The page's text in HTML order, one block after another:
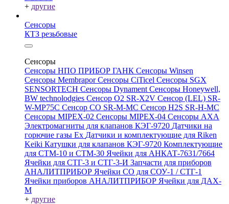
+ другие
Сенсоры
КТЗ резьбовые
Сенсоры
Сенсоры НПО ПРИБОР ГАНК Сенсоры Winsen
Сенсоры MembraporСенсоры CiTicel Сенсоры SGX
SENSORTECH Сенсоры Dynament Сенсоры Honeywell,
BW technolodgies Сенсор O2 SR-X2V Сенсор (LEL) SR-
W-MP75C Сенсор CO SR-M-MC Сенсор H2S SR-H-MC
Сенсоры MIPEX-02 Сенсоры MIPEX-04 Сенсоры АХА
Электромагниты для клапанов КЭГ-9720 Датчики на
горючие газы Ex Датчики и комплектующие для Riken
Keiki Катушки для клапанов КЭГ-9720 Комплектующие
для СТМ-10 и СТМ-30 Ячейки для АНКАТ-7631/7664
Ячейки для СТГ-3 и СТГ-3-И Запчасти для приборов
АНАЛИТПРИБОР Ячейки CO для СОУ-1 / СТГ-1
Ячейки приборов АНАЛИТПРИБОР Ячейки для ДАХ-
М
+ другие